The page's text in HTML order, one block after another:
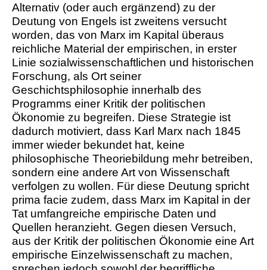
Alternativ (oder auch ergänzend) zu der
Deutung von Engels ist zweitens versucht
worden, das von Marx im Kapital überaus
reichliche Material der empirischen, in erster
Linie sozialwissenschaftlichen und historischen
Forschung, als Ort seiner
Geschichtsphilosophie innerhalb des
Programms einer Kritik der politischen
Ökonomie zu begreifen. Diese Strategie ist
dadurch motiviert, dass Karl Marx nach 1845
immer wieder bekundet hat, keine
philosophische Theoriebildung mehr betreiben,
sondern eine andere Art von Wissenschaft
verfolgen zu wollen. Für diese Deutung spricht
prima facie zudem, dass Marx im Kapital in der
Tat umfangreiche empirische Daten und
Quellen heranzieht. Gegen diesen Versuch,
aus der Kritik der politischen Ökonomie eine Art
empirische Einzelwissenschaft zu machen,